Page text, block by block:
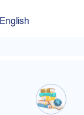
English